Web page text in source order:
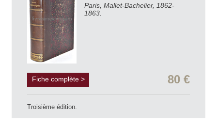
Paris, Mallet-Bachelier, 1862-
1863.
Fiche complète > 80 €
Troisième édition.